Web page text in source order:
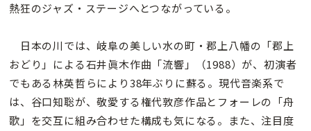
熱狂のジャズ・ステージへとつながっている。
日本の川では、岐阜の美しい水の町・郡上八幡の「郡上
おどり」による石井眞木作曲「流響」（1988）が、初演者
でもある林英哲らにより38年ぶりに蘇る。現代音楽系で
は、谷口知聡が、敬愛する権代敦彦作品とフォーレの「舟
歌」を交互に組み合わせた構成も気になる。また、注目度